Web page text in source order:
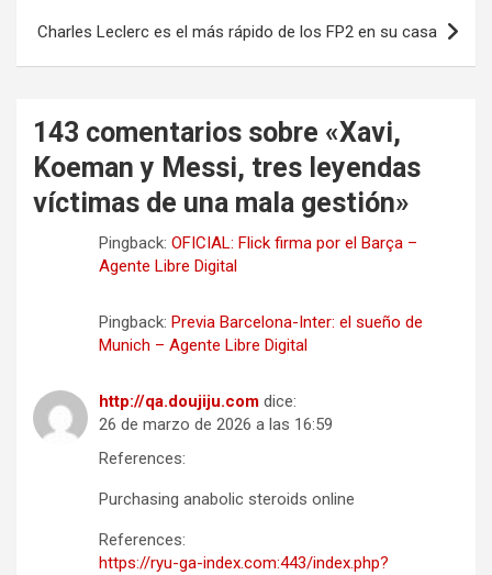
entradas
Charles Leclerc es el más rápido de los FP2 en su casa
143 comentarios sobre «Xavi,
Koeman y Messi, tres leyendas
víctimas de una mala gestión»
Pingback: OFICIAL: Flick firma por el Barça –
Agente Libre Digital
Pingback: Previa Barcelona-Inter: el sueño de
Munich – Agente Libre Digital
http://qa.doujiju.com dice:
26 de marzo de 2026 a las 16:59
References:
Purchasing anabolic steroids online
References:
https://ryu-ga-index.com:443/index.php?